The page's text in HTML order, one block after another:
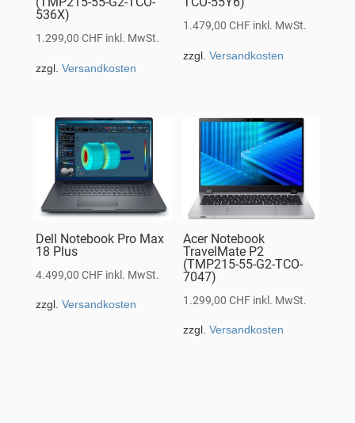
536X)
1.299,00 CHF inkl. MwSt.
zzgl. Versandkosten
1.479,00CHF inkl. MwSt.
zzgl.Versandkosten
Dell Notebook Pro Max
18 Plus
4.499,00 CHF inkl. MwSt.
zzgl. Versandkosten
Acer Notebook
TravelMate P2
(TMP215-55-G2-TCO-
7047)
1.299,00CHF inkl. MwSt.
zzgl.Versandkosten